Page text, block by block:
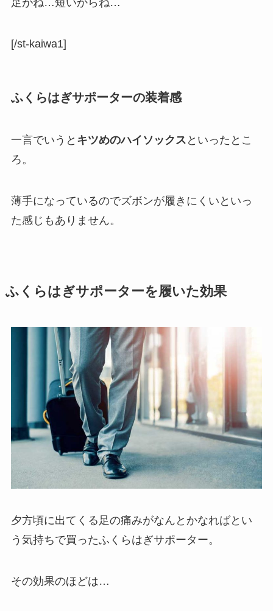
足がね…短いからね…
[/st-kaiwa1]
ふくらはぎサポーターの装着感
一言でいうと キツめのハイソックス といったとこ
ろ。
薄手になっているのでズボンが履きにくいといっ
た感じもありません。
ふくらはぎサポーターを履いた効果
夕方頃に出てくる足の痛みがなんとかなればとい
う気持ちで買ったふくらはぎサポーター。
その効果のほどは…